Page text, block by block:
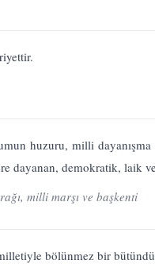
huzuru, milli dayanışma
dayanan, demokratik, laik
milli marşı ve başkenti
bölünmez bir